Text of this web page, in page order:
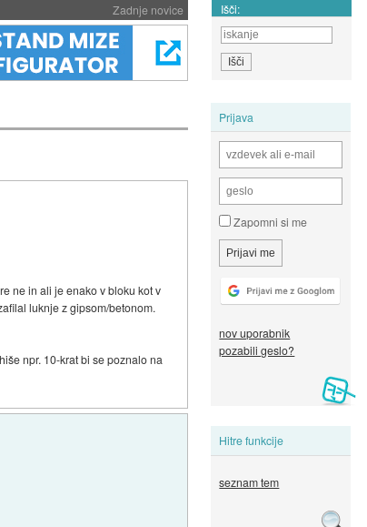
Zadnje novice Išči:
Prijava
Zapomni si me
nov uporabnik
pozabili geslo?
Hitre funkcije
seznam tem
ne in ali je enako v bloku kot v
luknje z gipsom/betonom.
npr. 10-krat bi se poznalo na